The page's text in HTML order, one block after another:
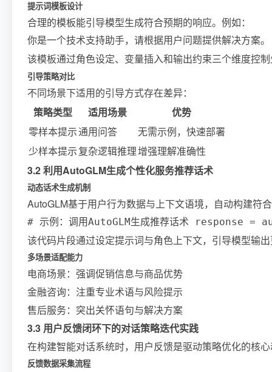
提示词模板设计
合理的模板能引导模型生成符合预期的响应。例如：
你是一个技术支持助手，请根据用户问题提供解决方
该模板通过角色设定、变量插入和输出约束三个维度控
引导策略对比
不同场景下适用的引导方式存在差异：
策略类型
适用场景
优势
零样本提示通用问答
无需示例，快速部署
少样本提示复杂逻辑推理增强理解准确性
3.2 利用AutoGLM生成个性化服务推荐话术
动态话术生成机制
AutoGLM基于用户行为数据与上下文语境，自动构建符
# 示例：调用AutoGLM生成推荐话术 response
该代码片段通过设定提示词与角色上下文，引导模型输
多场景适配能力
电商场景：强调促销信息与商品优势
金融咨询：注重专业术语与风险提示
售后服务：突出关怀语句与解决方案
3.3 用户反馈闭环下的对话策略迭代实践
在构建智能对话系统时，用户反馈是驱动策略优化的核
反馈数据采集流程